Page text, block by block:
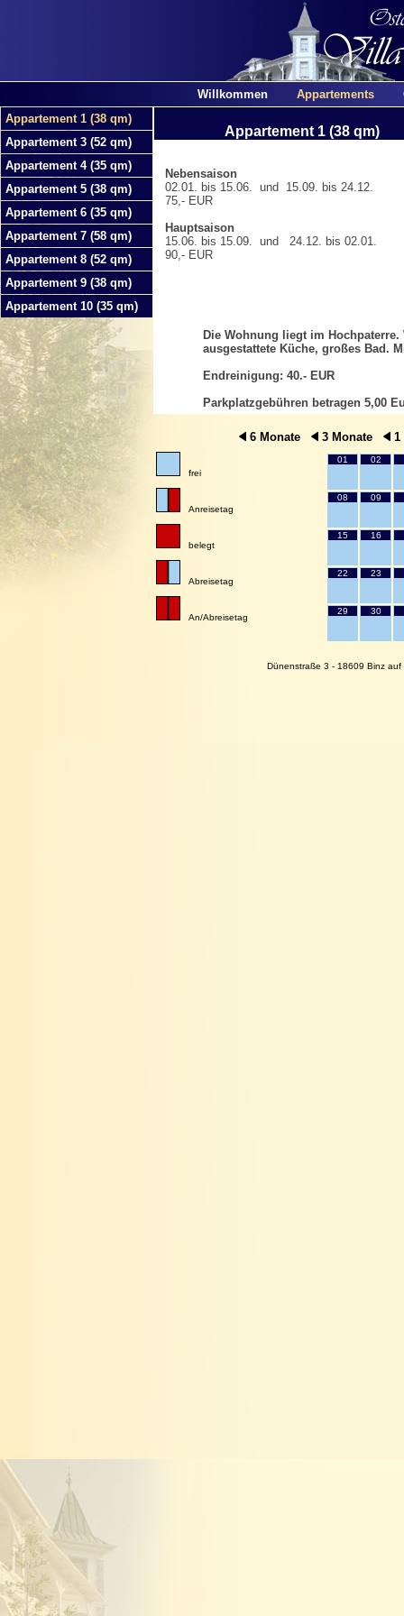
Willkommen Appartements
Appartement 1 (38 qm)
Appartement 3 (52 qm)
Appartement 4 (35 qm)
Appartement 5 (38 qm)
Appartement 6 (35 qm)
Appartement 7 (58 qm)
Appartement 8 (52 qm)
Appartement 9 (38 qm)
Appartement 10 (35 qm)
Appartement 1 (38 qm)
Nebensaison
02.01. bis 15.06. und 15.09. bis 24.12.
75,- EUR
Hauptsaison
15.06. bis 15.09. und 24.12. bis 02.01.
90,- EUR
Die Wohnung liegt im
ausgestattete Küche, großes Bad.
Endreinigung: 40.- EUR
Parkplatzgebühren betragen 5,00
6 Monate 3 Monate 1
frei
Anreisetag
belegt
Abreisetag
An/Abreisetag
01 02
08 09
15 16
22 23
29 30
Dünenstraße 3 - 18609 Binz